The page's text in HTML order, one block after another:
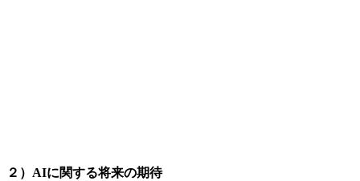
２）AIに関する将来の期待